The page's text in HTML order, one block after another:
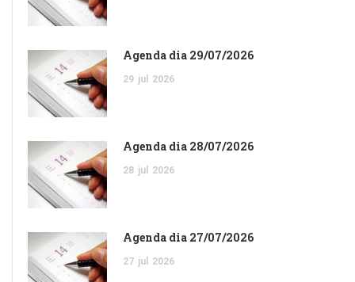
Agenda dia 29/07/2026
29 jul 2026
Agenda dia 28/07/2026
28 jul 2026
Agenda dia 27/07/2026
27 jul 2026